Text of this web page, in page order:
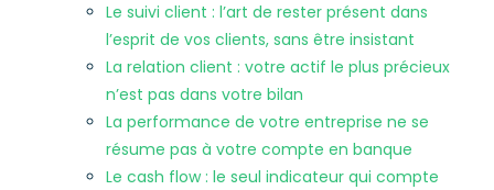
Le suivi client : l’art de rester présent dans
l’esprit de vos clients, sans être insistant
La relation client : votre actif le plus précieux
n’est pas dans votre bilan
La performance de votre entreprise ne se
résume pas à votre compte en banque
Le cash flow : le seul indicateur qui compte